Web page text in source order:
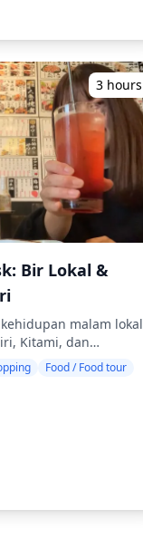
malam terbesar di
izakaya, bar, dan
dapat menikmati
dan jingisukan
dengan sake lokal
Tanukikoji, bar
membuat kegiatan
bar dan
kanal,
untuk minum.
lokal sangat
daerah. Kota-
malam yang meriah,
untuk berbaur
tempat
Inggris, tetapi
tertentu, bar
bahkan di tempat-
pengalaman
・2
(total 6 minuman)
izakaya dan
2–3 tempat —
atau bar —
◆Tidak
・Minuman
tidak termasuk
8 orang. ・
disajikan untuk
atas (usia minum
diperhatikan bahwa
yang terpisah dari
mengakomodasi
dan bar, dan
3 hours
Bir Lokal &
malam lokal
Kitami, dan
berpemandu.
bar pilihan untuk
seperti hidangan
Abashiri, yakiniku
Food / Food tour